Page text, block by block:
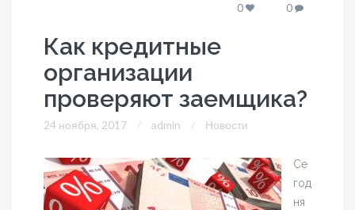
0 0
Как кредитные
организации
проверяют заемщика?
24 ноября, 2017 admin Новости
Се
год
ня